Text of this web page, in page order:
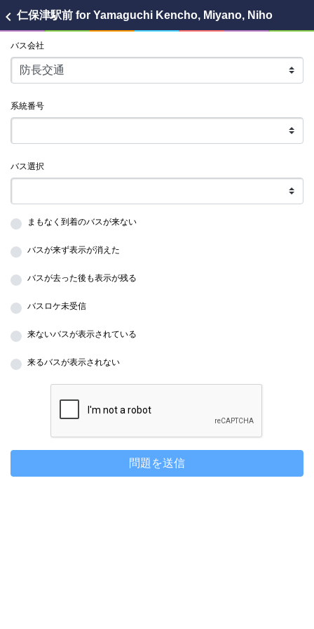
chevron_left 仁保津駅前 for Yamaguchi Kencho, Miyano, Niho
バス会社
系統番号
バス選択
まもなく到着のバスが来ない
バスが来ず表示が消えた
バスが去った後も表示が残る
バスロケ未受信
来ないバスが表示されている
来るバスが表示されない
問題を送信